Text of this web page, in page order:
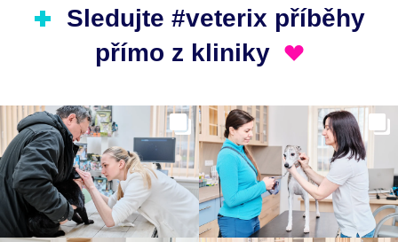
Sledujte #veterix příběhy
přímo z kliniky